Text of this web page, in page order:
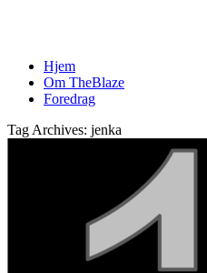
Hjem
Om TheBlaze
Foredrag
Tag Archives: jenka